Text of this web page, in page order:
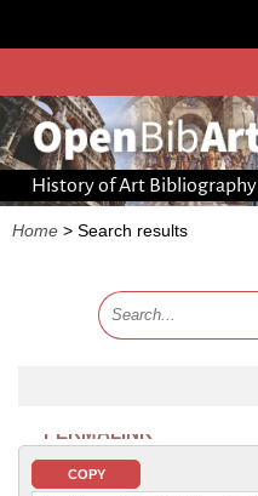
History of Art Bibliography
Home > Search results
PERMALINK
COPY